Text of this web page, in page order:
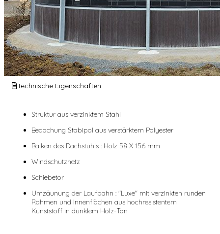
Technische Eigenschaften
Struktur aus verzinktem Stahl
Bedachung Stabipol aus verstärktem Polyester
Balken des Dachstuhls : Holz 58 X 156 mm
Windschutznetz
Schiebetor
Umzäunung der Laufbahn : "Luxe" mit verzinkten runden
Rahmen und Innenflächen aus hochresistentem
Kunststoff in dunklem Holz-Ton